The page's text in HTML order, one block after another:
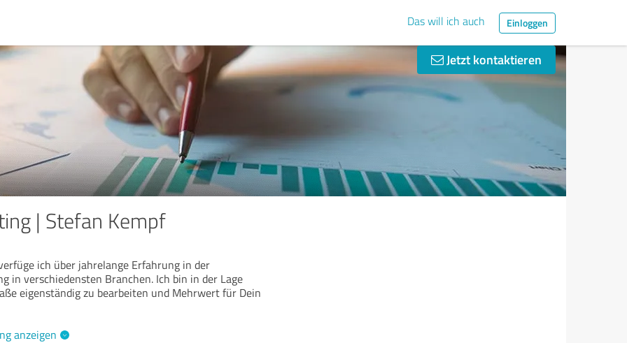
Das will ich auch Einloggen
Jetzt kontaktieren
| Stefan Kempf
ich über jahrelange Erfahrung in der
in verschiedensten Branchen. Ich bin in der Lage
eigenständig zu bearbeiten und Mehrwert für Dein
anzeigen